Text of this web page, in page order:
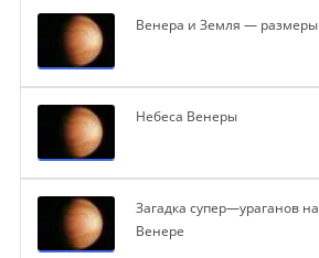
Венера и Земля — размеры
Небеса Венеры
Загадка супер—ураганов на
Венере